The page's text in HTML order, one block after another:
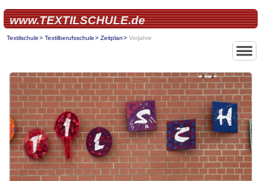
www.TEXTILSCHULE.de
Textilschule Textilberufsschule Zeitplan Vorjahre
Home
Über uns
Modeschule